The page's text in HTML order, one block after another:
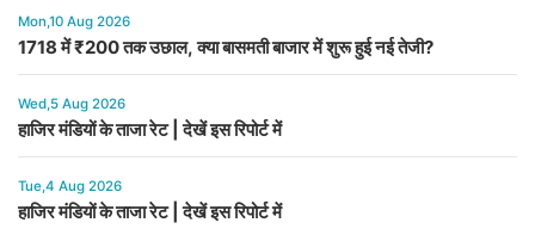
Mon,10 Aug 2026
1718 में ₹200 तक उछाल, क्या बासमती बाजार में शुरू हुई नई तेजी?
Wed,5 Aug 2026
हाजिर मंडियों के ताजा रेट | देखें इस रिपोर्ट में
Tue,4 Aug 2026
हाजिर मंडियों के ताजा रेट | देखें इस रिपोर्ट में